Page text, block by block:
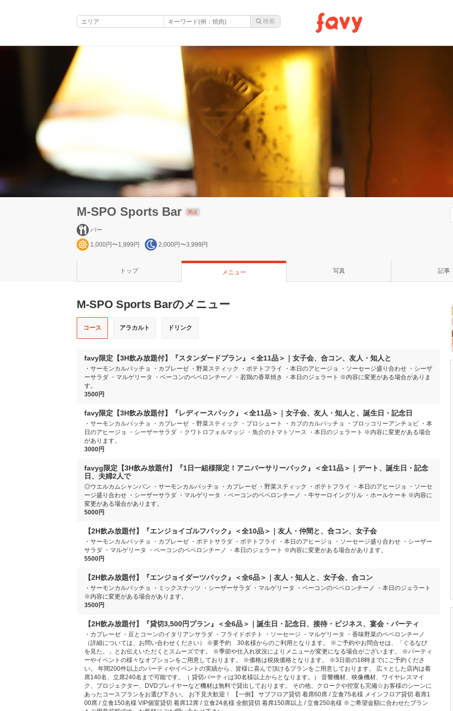
M-SPO Sports Bar 閉店
バー
1,000円〜1,999円 2,000円〜3,999円
トップ メニュー 写真 記事
M-SPO Sports Barのメニュー
コース アラカルト ドリンク
favy限定【3H飲み放題付】『スタンダードプラン』＜全11品＞｜女子会、合コン、友人・知人と
・サーモンカルパッチョ ・カプレーゼ ・野菜スティック ・ポテトフライ ・本日のアヒージョ ・ソーセージ盛り合わせ ・シーザ
ーサラダ ・マルゲリータ ・ベーコンのペペロンチーノ ・若鶏の香草焼き ・本日のジェラート ※内容に変更がある場合がありま
す。
3500円
favy限定【3H飲み放題付】『レディースパック』＜全11品＞｜女子会、友人・知人と、誕生日・記念日
・サーモンカルパッチョ ・カプレーゼ ・野菜スティック ・プロシュート ・カブのカルパッチョ ・ブロッコリーアンチョビ ・本
日のアヒージョ ・シーザーサラダ ・クワトロフォルマッジ ・魚介のトマトソース ・本日のジェラート ※内容に変更がある場合
があります。
3000円
favyg限定【3H飲み放題付】『1日一組様限定！アニバーサリーパック』＜全11品＞｜デート、誕生日・記念
日、夫婦2人で
◎ウエルカムシャンパン ・サーモンカルパッチョ ・カプレーゼ ・野菜スティック ・ポテトフライ ・本日のアヒージョ ・ソーセ
ージ盛り合わせ ・シーザーサラダ ・マルゲリータ ・ベーコンのペペロンチーノ ・牛サーロイングリル ・ホールケーキ ※内容に
変更がある場合があります。
5000円
【2H飲み放題付】『エンジョイゴルフパック』＜全10品＞｜友人・仲間と、合コン、女子会
・サーモンカルパッチョ ・カプレーゼ ・ポテトサラダ ・ポテトフライ ・本日のアヒージョ ・ソーセージ盛り合わせ ・シーザー
サラダ ・マルゲリータ ・ベーコンのペペロンチーノ ・本日のジェラート ※内容に変更がある場合があります。
5500円
【2H飲み放題付】『エンジョイダーツパック』＜全6品＞｜友人・知人と、女子会、合コン
・サーモンカルパッチョ ・ミックスナッツ ・シーザーサラダ ・マルゲリータ ・ベーコンのペペロンチーノ ・本日のジェラート
※内容に変更がある場合があります。
3500円
【2H飲み放題付】『貸切3,500円プラン』＜全6品＞｜誕生日・記念日、接待・ビジネス、宴会・パーティ
・カプレーゼ ・豆とコーンのイタリアンサラダ ・フライドポテト ・ソーセージ ・マルゲリータ ・香味野菜のペペロンチーノ
（詳細については、お問い合わせください） ※要予約 30名様からのご利用となります。 ※ご予約やお問合せは、「ぐるなび
を見た。」とお伝えいただくとスムーズです。 ※季節や仕入れ状況によりメニューが変更になる場合がございます。 ※パーティ
ーやイベントの様々なオプションをご用意しております。 ※価格は税抜価格となります。 ※3日前の18時までにご予約くださ
い。 年間200件以上のパーティやイベントの実績から、皆様に喜んで頂けるプランをご用意しております。 広々とした店内は着
席140名、立席240名まで可能です。（ 貸切パーティは30名様以上からとなります。） 音響機材、映像機材、ワイヤレスマイ
ク、プロジェクター、DVDプレイヤーなど機材は無料で貸出しております。 その他、クロークや控室も完備☆お客様のシーンに
あったコースプランをお選び下さい。 お下見大歓迎！ 【一例】 サブフロア貸切 着席60席 / 立食75名様 メインフロア貸切 着席1
00席 / 立食150名様 VIP個室貸切 着席12席 / 立食24名様 全館貸切 着席150席以上 / 立食250名様 ※ご希望金額に合わせたプラン